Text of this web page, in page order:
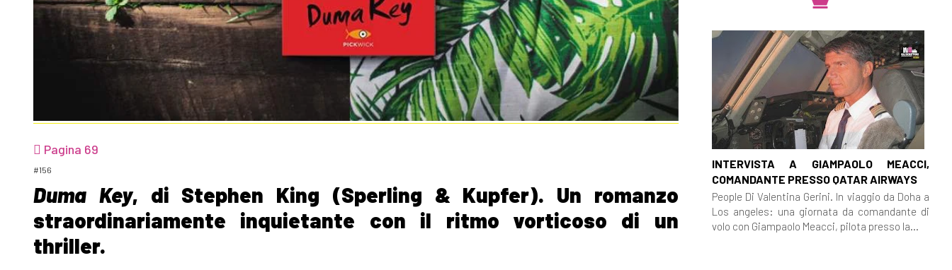
Pagina 69
#156
Duma Key, di Stephen King (Sperling & Kupfer). Un romanzo
straordinariamente inquietante con il ritmo vorticoso di un
thriller.
INTERVISTA A GIAMPAOLO MEACCI,
COMANDANTE PRESSO QATAR AIRWAYS
People Di Valentina Gerini. In viaggio da Doha a
Los angeles: una giornata da comandante di
volo con Giampaolo Meacci, pilota presso la...